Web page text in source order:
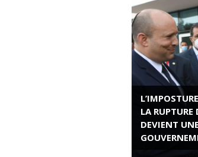
LA RUPTURE
DEVIENT